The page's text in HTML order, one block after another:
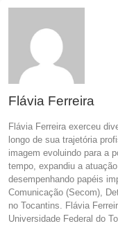
Flávia Ferreira
Flávia Ferreira exerceu
longo de sua trajetória
imagem evoluindo para a
tempo, expandiu a
desempenhando papéis
Comunicação (Secom),
no Tocantins. Flávia
Universidade Federal do